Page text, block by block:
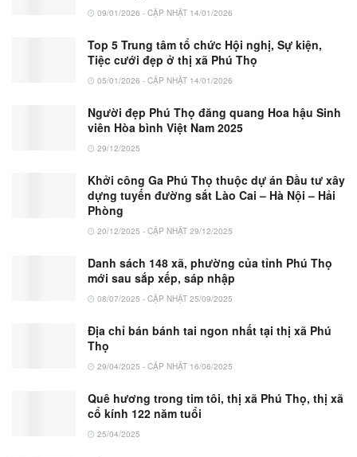
09/01/2026 - CẬP NHẬT 14/01/2026
Top 5 Trung tâm tổ chức Hội nghị, Sự kiện,
Tiệc cưới đẹp ở thị xã Phú Thọ
05/01/2026 - CẬP NHẬT 14/01/2026
Người đẹp Phú Thọ đăng quang Hoa hậu Sinh
viên Hòa bình Việt Nam 2025
29/12/2025
Khởi công Ga Phú Thọ thuộc dự án Đầu tư xây
dựng tuyến đường sắt Lào Cai – Hà Nội – Hải
Phòng
20/12/2025 - CẬP NHẬT 29/12/2025
Danh sách 148 xã, phường của tỉnh Phú Thọ
mới sau sắp xếp, sáp nhập
08/07/2025 - CẬP NHẬT 25/09/2025
Địa chỉ bán bánh tai ngon nhất tại thị xã Phú
Thọ
29/04/2025 - CẬP NHẬT 16/06/2025
Quê hương trong tim tôi, thị xã Phú Thọ, thị xã
cổ kính 122 năm tuổi
25/04/2025